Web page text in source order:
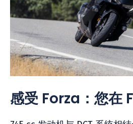
感受 Forza：您在